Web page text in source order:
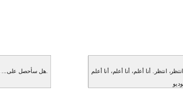
هل سأحصل على... هذا رائع حقًا. أعتقد حقًا أن هذا ينتشر و... انتظر، هل ستذكر هذا حقًا؟ لقد كنت مهووسًا بهذا. ولكن بعد ذلك فكرت، انتظر.